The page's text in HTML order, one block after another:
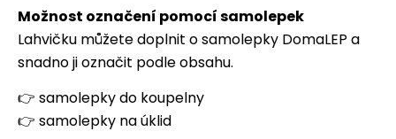
Možnost označení pomocí samolepek
Lahvičku můžete doplnit o samolepky DomaLEP a
snadno ji označit podle obsahu.
👉 samolepky do koupelny
👉 samolepky na úklid